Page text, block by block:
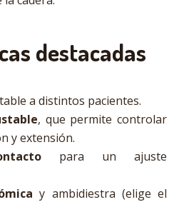
destacadas
a distintos pacientes.
, que permite controlar
y extensión.
para un ajuste
y ambidiestra (elige el